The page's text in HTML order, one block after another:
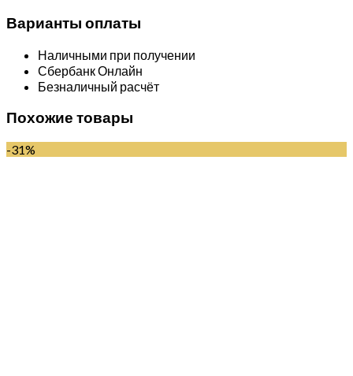
Варианты оплаты
Наличными при получении
Сбербанк Онлайн
Безналичный расчёт
Похожие товары
-31%